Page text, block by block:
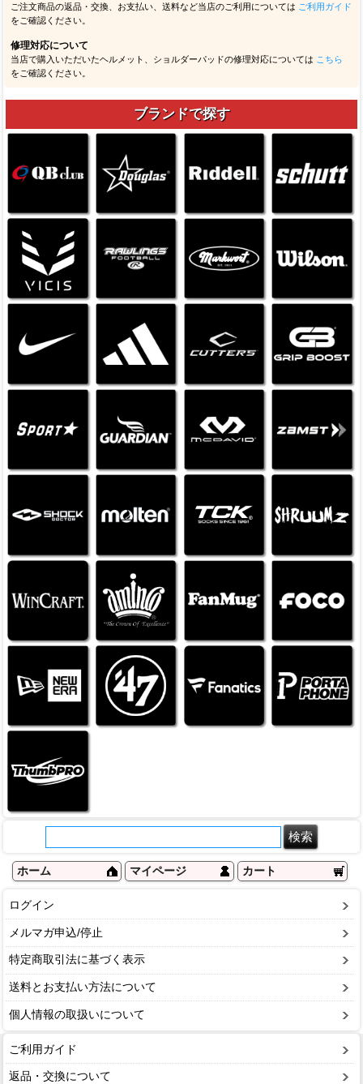
ご注文商品の返品・交換、お支払い、送料など当店のご利用については ご利用ガイド
をご確認ください。
修理対応について
当店で購入いただいたヘルメット、ショルダーパッドの修理対応については こちら
をご確認ください。
ブランドで探す
ホーム マイページ カート
ログイン
メルマガ申込/停止
特定商取引法に基づく表示
送料とお支払い方法について
個人情報の取扱いについて
ご利用ガイド
返品・交換について